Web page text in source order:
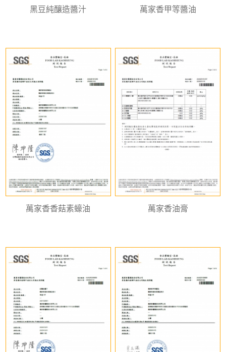
黑豆純釀造醬汁 萬家香甲等醬油
萬家香香菇素蠔油 萬家香油膏